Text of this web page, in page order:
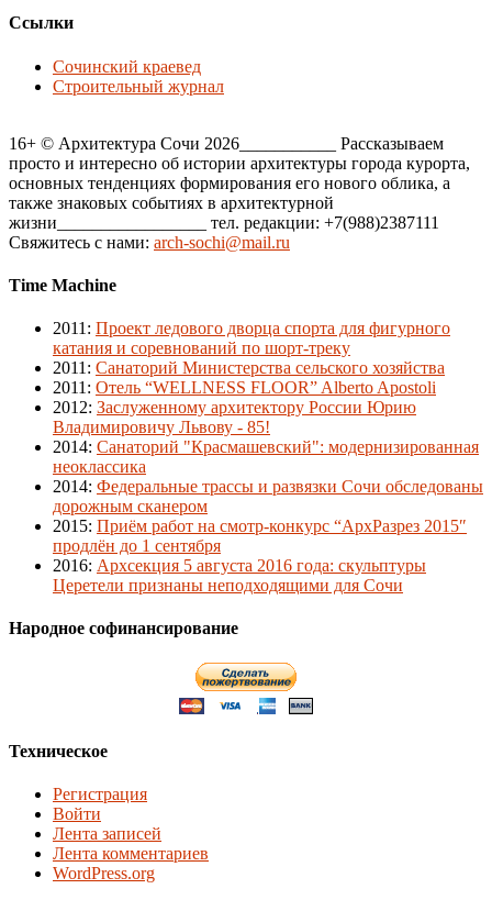
Ссылки
Сочинский краевед
Строительный журнал
16+ © Архитектура Сочи 2026___________ Рассказываем
просто и интересно об истории архитектуры города курорта,
основных тенденциях формирования его нового облика, а
также знаковых событиях в архитектурной
жизни_________________ тел. редакции: +7(988)2387111
Свяжитесь с нами: arch-sochi@mail.ru
Time Machine
2011 : Проект ледового дворца спорта для фигурного
катания и соревнований по шорт-треку
2011 : Санаторий Министерства сельского хозяйства
2011 : Отель “WELLNESS FLOOR” Alberto Apostoli
2012: Заслуженному архитектору России Юрию
Владимировичу Львову - 85!
2014: Санаторий "Красмашевский": модернизированная
неоклассика
2014: Федеральные трассы и развязки Сочи обследованы
дорожным сканером
2015: Приём работ на смотр-конкурс “АрхРазрез 2015″
продлён до 1 сентября
2016: Архсекция 5 августа 2016 года: скульптуры
Церетели признаны неподходящими для Сочи
Народное софинансирование
Техническое
Регистрация
Войти
Лента записей
Лента комментариев
WordPress.org